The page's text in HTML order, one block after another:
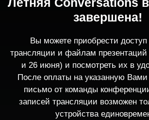
трансляции и файлам презентаций обоих дней (25
После оплаты на указанную Вами почту придет
записей трансляции возможен только с одного
устройства единовременно.
По любым вопросам пишите
contact@conversations-ai.co m